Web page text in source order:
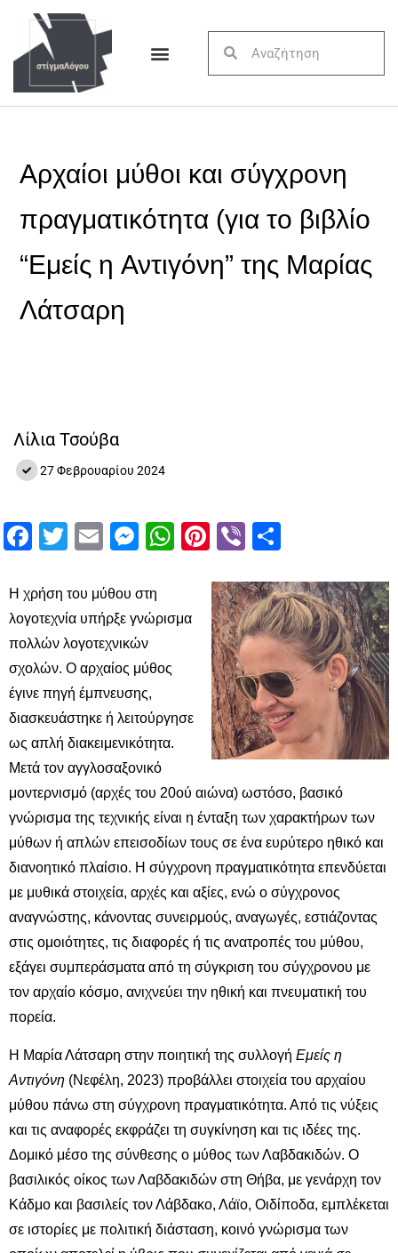
Αρχαίοι μύθοι και σύγχρονη
πραγματικότητα (για το βιβλίο
“Εμείς η Αντιγόνη” της Μαρίας
Λάτσαρη
Λίλια Τσούβα
27 Φεβρουαρίου 2024
Facebook
Twitter
EmailMessenger
WhatsApp
Pinterest
Viber
Η χρήση του μύθου στη
λογοτεχνία υπήρξε γνώρισμα
πολλών λογοτεχνικών
σχολών. Ο αρχαίος μύθος
έγινε πηγή έμπνευσης,
διασκευάστηκε ή λειτούργησε
ως απλή διακειμενικότητα.
Μετά τον αγγλοσαξονικό
μοντερνισμό (αρχές του 20ού αιώνα) ωστόσο, βασικό
γνώρισμα της τεχνικής είναι η ένταξη των χαρακτήρων των
μύθων ή απλών επεισοδίων τους σε ένα ευρύτερο ηθικό και
διανοητικό πλαίσιο. Η σύγχρονη πραγματικότητα επενδύεται
με μυθικά στοιχεία, αρχές και αξίες, ενώ ο σύγχρονος
αναγνώστης, κάνοντας συνειρμούς, αναγωγές, εστιάζοντας
στις ομοιότητες, τις διαφορές ή τις ανατροπές του μύθου,
εξάγει συμπεράσματα από τη σύγκριση του σύγχρονου με
τον αρχαίο κόσμο, ανιχνεύει την ηθική και πνευματική του
πορεία.
Η Μαρία Λάτσαρη στην ποιητική της συλλογή Εμείς η
Αντιγόνη (Νεφέλη, 2023) προβάλλει στοιχεία του αρχαίου
μύθου πάνω στη σύγχρονη πραγματικότητα. Από τις νύξεις
και τις αναφορές εκφράζει τη συγκίνηση και τις ιδέες της.
Δομικό μέσο της σύνθεσης ο μύθος των Λαβδακιδών. Ο
βασιλικός οίκος των Λαβδακιδών στη Θήβα, με γενάρχη τον
Κάδμο και βασιλείς τον Λάβδακο, Λάϊο, Οιδίποδα, εμπλέκεται
σε ιστορίες με πολιτική διάσταση, κοινό γνώρισμα των